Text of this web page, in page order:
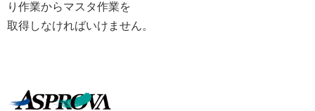
り作業からマスタ作業を
取得しなければいけません。